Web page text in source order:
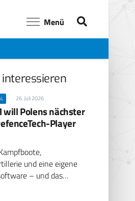
Menü
26. Juli 2026
will Polens nächster
Player
und eine eigene
– und das…